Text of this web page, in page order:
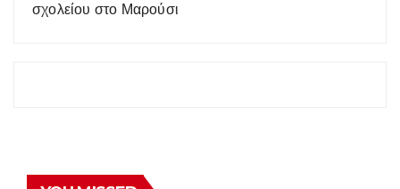
σχολείου στο Μαρούσι